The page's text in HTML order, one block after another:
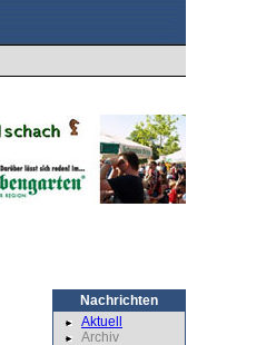
Nachrichten
Aktuell
Archiv